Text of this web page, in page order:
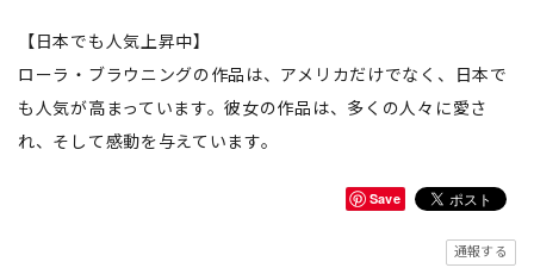
【日本でも人気上昇中】
ローラ・ブラウニングの作品は、アメリカだけでなく、日本で
も人気が高まっています。彼女の作品は、多くの人々に愛さ
れ、そして感動を与えています。
Save
通報する